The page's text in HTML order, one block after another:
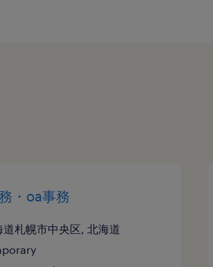
・oa事務
道札幌市中央区, 北海道